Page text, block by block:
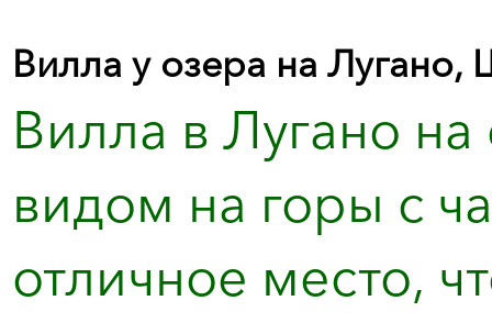
Вилла у озера на
Вилла в Лугано
видом на горы с
отличное место,